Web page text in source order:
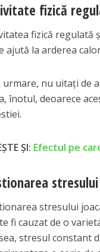
fizică
fizică regulată
ajută la arderea
urmare, nu uitați de
înotul, deoarece
ȘI: Efectul pe
stresului
stresului
fi cauzat de o
stresul constant